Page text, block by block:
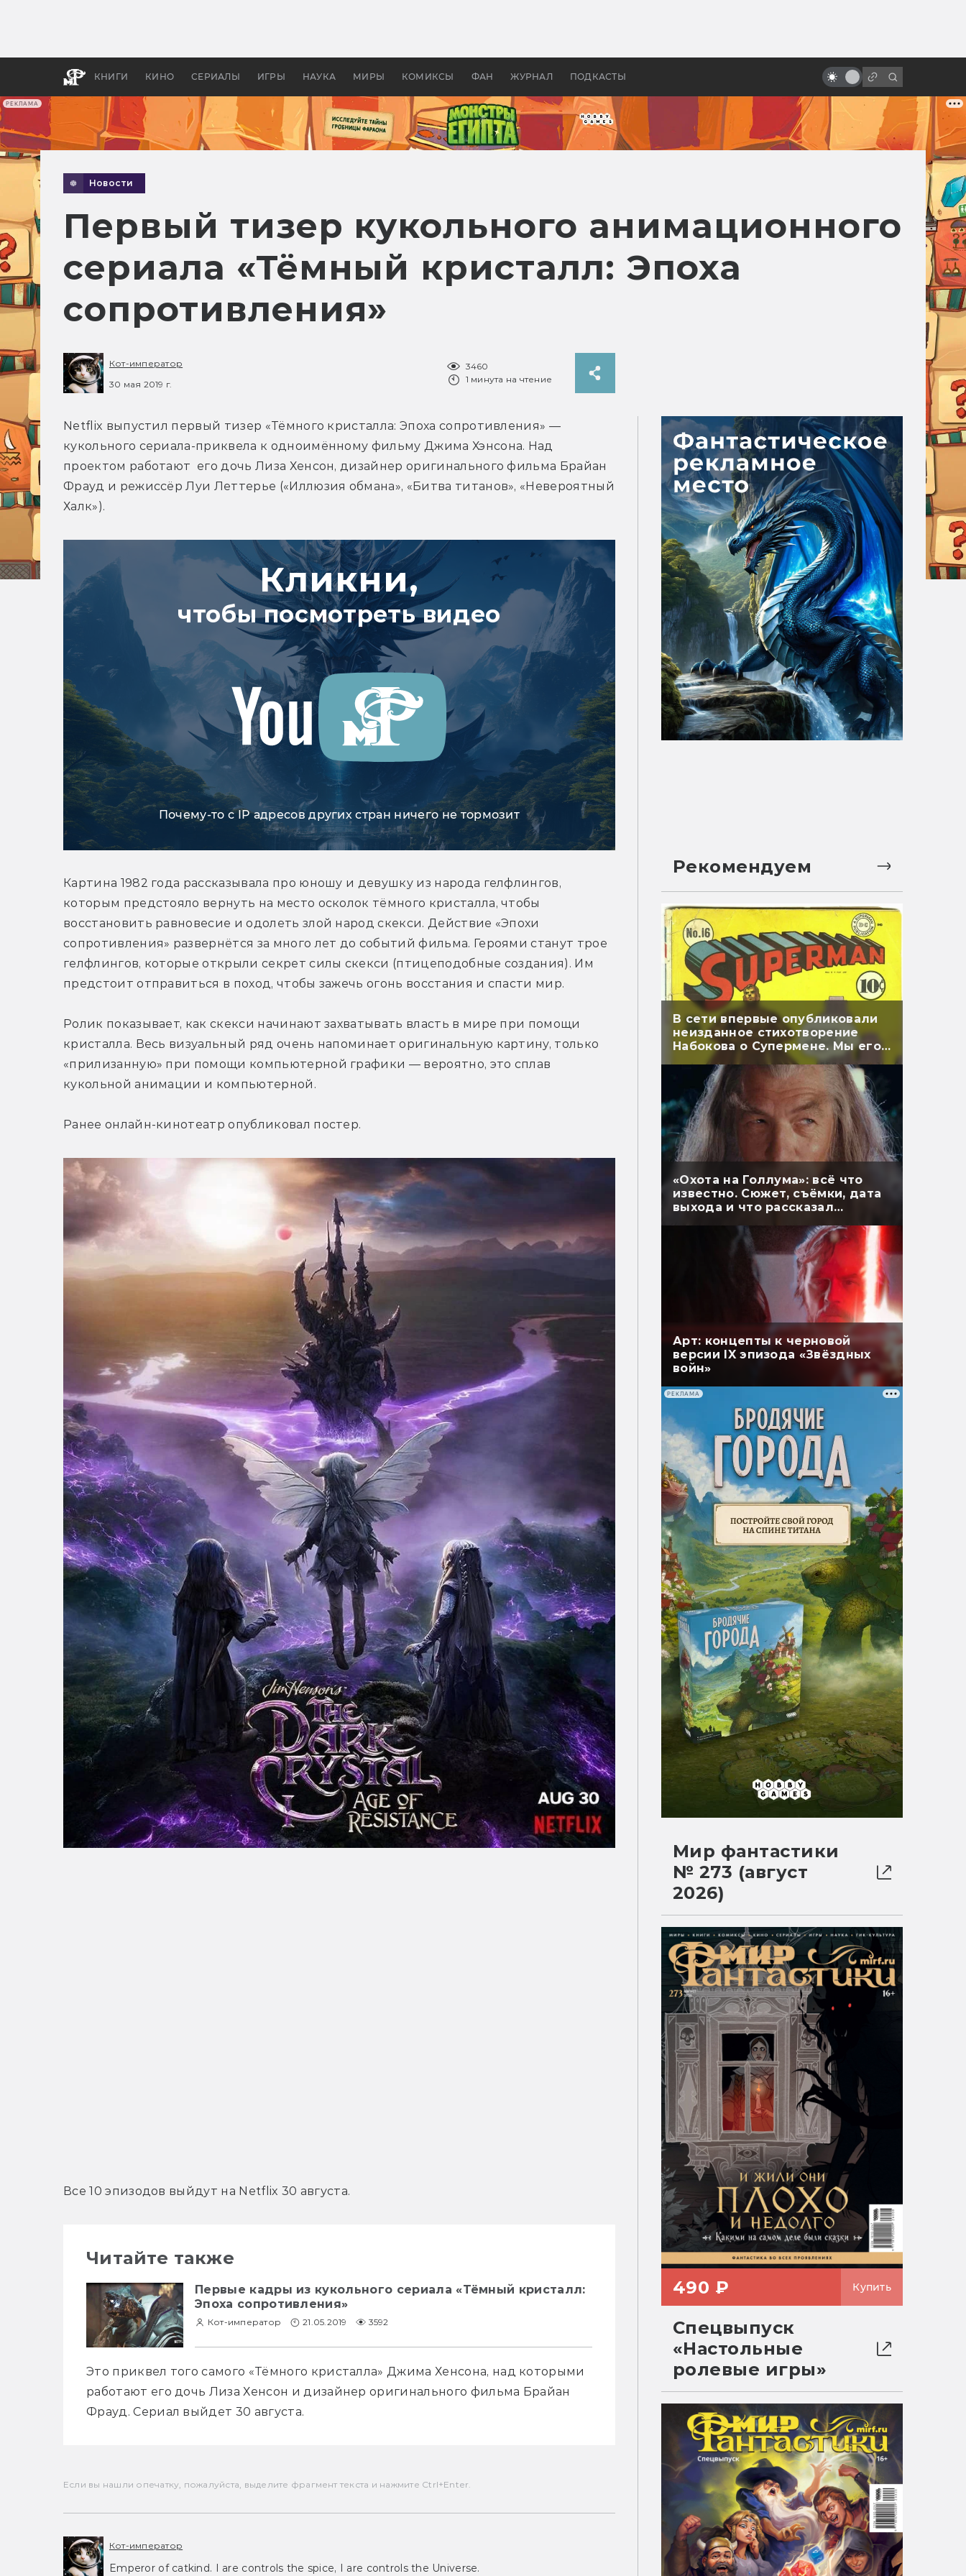
РЕКЛАМА
КНИГИ КИНО СЕРИАЛЫ ИГРЫ НАУКА МИРЫ КОМИКСЫ ФАН ЖУРНАЛ ПОДКАСТЫ
апокалипсис, в России —
бы «Властелина колец»
Как Чужой изменил кино и игры
Новости
Первый тизер кукольного анимационного
сериала «Тёмный кристалл: Эпоха
сопротивления»
Кот-император
30 мая 2019 г.
3460
1 минута на чтение
Netflix выпустил первый тизер «Тёмного кристалла: Эпоха сопротивления» —
кукольного сериала-приквела к одноимённому фильму Джима Хэнсона. Над
проектом работают  его дочь Лиза Хенсон, дизайнер оригинального фильма Брайан
Фрауд и режиссёр Луи Леттерье («Иллюзия обмана», «Битва титанов», «Невероятный
Халк»).
Кликни,
чтобы посмотреть видео
Почему-то с IP адресов других стран ничего не тормозит
Картина 1982 года рассказывала про юношу и девушку из народа гелфлингов,
которым предстояло вернуть на место осколок тёмного кристалла, чтобы
восстановить равновесие и одолеть злой народ скекси. Действие «Эпохи
сопротивления» развернётся за много лет до событий фильма. Героями станут трое
гелфлингов, которые открыли секрет силы скекси (птицеподобные создания). Им
предстоит отправиться в поход, чтобы зажечь огонь восстания и спасти мир.
Ролик показывает, как скекси начинают захватывать власть в мире при помощи
кристалла. Весь визуальный ряд очень напоминает оригинальную картину, только
«прилизанную» при помощи компьютерной графики — вероятно, это сплав
кукольной анимации и компьютерной.
Ранее онлайн-кинотеатр опубликовал постер.
Все 10 эпизодов выйдут на Netflix 30 августа.
Читайте также
Первые кадры из кукольного сериала «Тёмный кристалл:
Эпоха сопротивления»
Кот-император 21.05.2019 3592
Это приквел того самого «Тёмного кристалла» Джима Хенсона, над которыми
работают его дочь Лиза Хенсон и дизайнер оригинального фильма Брайан
Фрауд. Сериал выйдет 30 августа.
Если вы нашли опечатку, пожалуйста, выделите фрагмент текста и нажмите Ctrl+Enter.
Кот-император
Emperor of catkind. I are controls the spice, I are controls the Universe.
Рекомендуем
В сети впервые опубликовали
неизданное стихотворение
Набокова о Супермене. Мы его
перевели
«Охота на Голлума»: всё что
известно. Сюжет, съёмки, дата
выхода и что рассказал
Арт: концепты к черновой
версии IX эпизода «Звёздных
войн»
РЕКЛАМА
Мир фантастики
№ 273 (август
2026)
490 ₽ Купить
Спецвыпуск
«Настольные
ролевые игры»